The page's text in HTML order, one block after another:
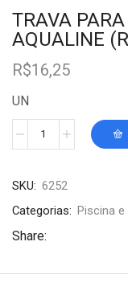
TRAVA
AQUALINE
R$16,25
UN
SKU: 6252
Categorias: Piscina e
Share: